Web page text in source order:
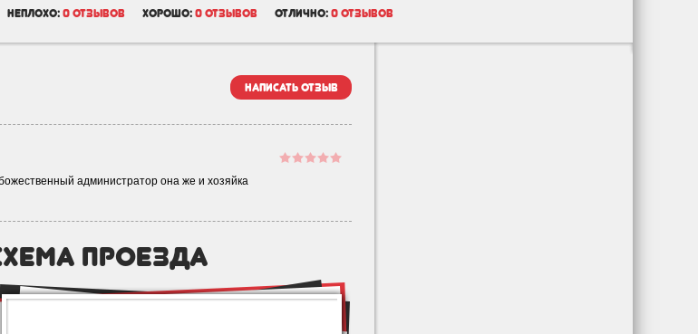
неплохо: 0 отзывов хорошо: 0 отзывов отлично: 0 отзывов
написать отзыв
администратор она же и хозяйка
проезда